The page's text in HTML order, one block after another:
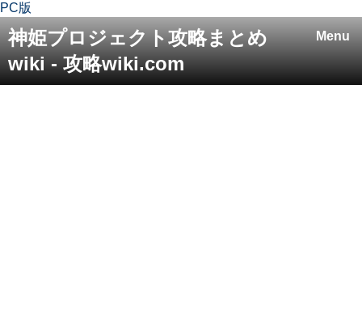
PC版
Menu
神姫プロジェクト攻略まとめ
wiki - 攻略wiki.com